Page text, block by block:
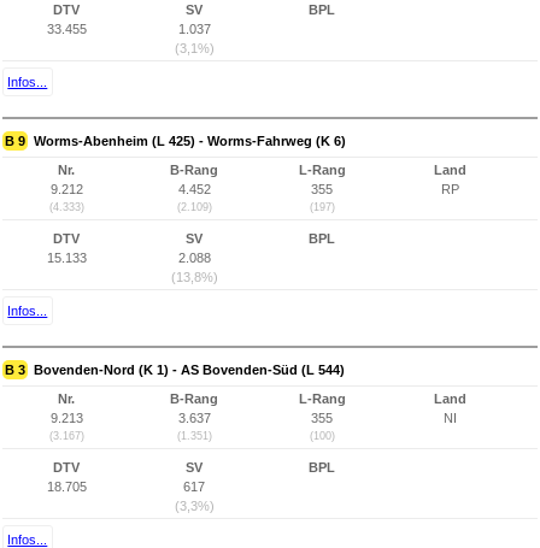
DTV
33.455
SV
1.037
(3,1%)
BPL
Infos...
B 9 Worms-Abenheim (L 425) - Worms-Fahrweg (K 6)
Nr.
9.212
(4.333)
B-Rang
4.452
(2.109)
L-Rang
355
(197)
Land
RP
DTV
15.133
SV
2.088
(13,8%)
BPL
Infos...
B 3 Bovenden-Nord (K 1) - AS Bovenden-Süd (L 544)
Nr.
9.213
(3.167)
B-Rang
3.637
(1.351)
L-Rang
355
(100)
Land
NI
DTV
18.705
SV
617
(3,3%)
BPL
Infos...